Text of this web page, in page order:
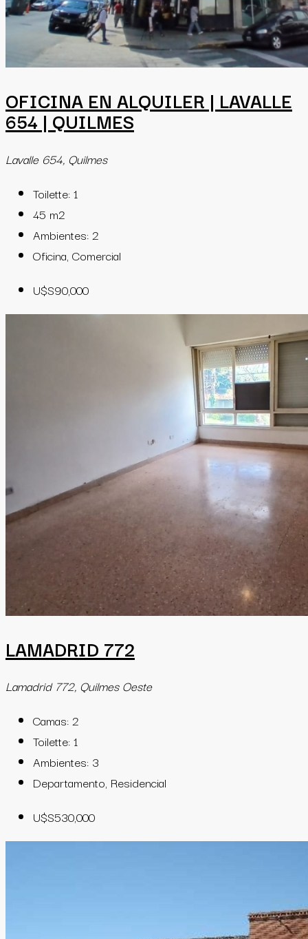
OFICINA EN ALQUILER | LAVALLE
654 | QUILMES
Lavalle 654, Quilmes
Toilette:1
45 m2
Ambientes:2
Oficina, Comercial
U$S90,000
LAMADRID 772
Lamadrid 772, Quilmes Oeste
Camas:2
Toilette:1
Ambientes: 3
Departamento, Residencial
U$S530,000